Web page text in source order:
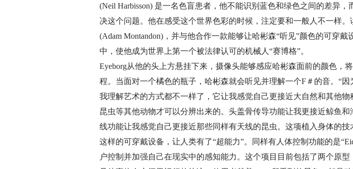
(Neil Harbisson) 是一名色盲患者，他不能识别蓝色和绿色之间的差异
决这个问题。他在感受这个世界色彩的时候，注定要和一般人不一样
(Adam Montandon)，并与他合作一款能够让哈彬森“听见”颜色的可穿
中，使他成为世界上第一个被法律认可的机械人“赛博格”。
Eyeborg从他的头上方悬挂下来，摄像头能够感应哈彬森面前的颜色
程。当面对一个橘色的瓶子，哈彬森就会听见并理解一个F＃的音。“
我理解艺术的方式都不一样了，它让我感觉自己更接近大自然和其他
昆虫等其他动物才可以分辨出来的。头盖骨传导功能让我更接近鲸鱼
线功能让我感觉自己更接近那些同样有天线的昆虫。这项植入身体的
这样的可穿戴设备，让人类有了“超能力”。同样有人体控制功能的是
户控制并加强自己在现实中的感知能力。这个项目目前包括了两个原